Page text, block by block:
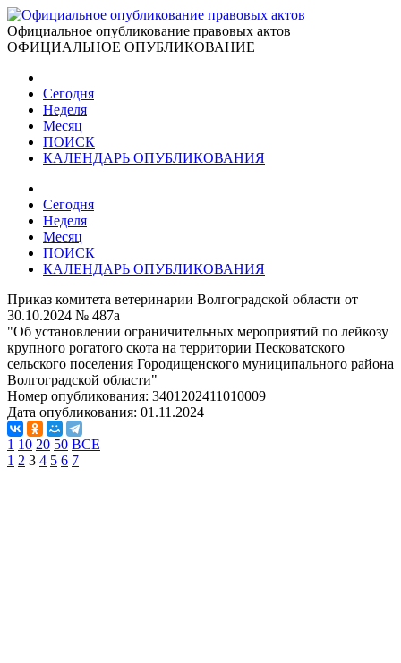
Официальное опубликование правовых актов
ОФИЦИАЛЬНОЕ ОПУБЛИКОВАНИЕ
Сегодня
Неделя
Месяц
ПОИСК
КАЛЕНДАРЬ ОПУБЛИКОВАНИЯ
Сегодня
Неделя
Месяц
ПОИСК
КАЛЕНДАРЬ ОПУБЛИКОВАНИЯ
Приказ комитета ветеринарии Волгоградской области от
30.10.2024 № 487а
"Об установлении ограничительных мероприятий по лейкозу
крупного рогатого скота на территории Песковатского
сельского поселения Городищенского муниципального района
Волгоградской области"
Номер опубликования: 3401202411010009
Дата опубликования: 01.11.2024
1 10 20 50 ВСЕ
1 2 3 4 5 6 7